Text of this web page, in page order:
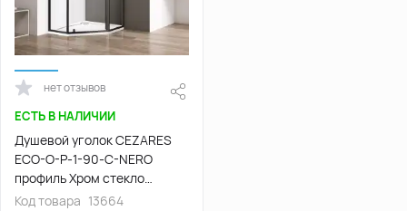
нет отзывов
ЕСТЬ В НАЛИЧИИ
Душевой уголок CEZARES
ECO-O-P-1-90-C-NERO
профиль Хром стекло
Прозрачное
Код товара 13664